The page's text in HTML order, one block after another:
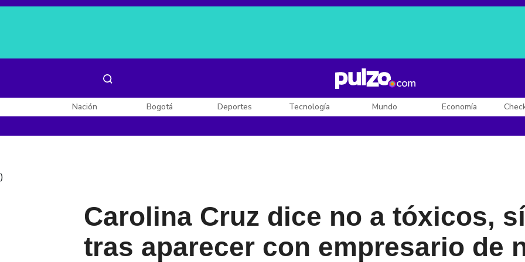
Posesión de De la Espriella
Nación Bogotá Deportes Tecnología Mundo Economía
)
Carolina Cruz dice no a tóxicos,
tras aparecer con empresario de